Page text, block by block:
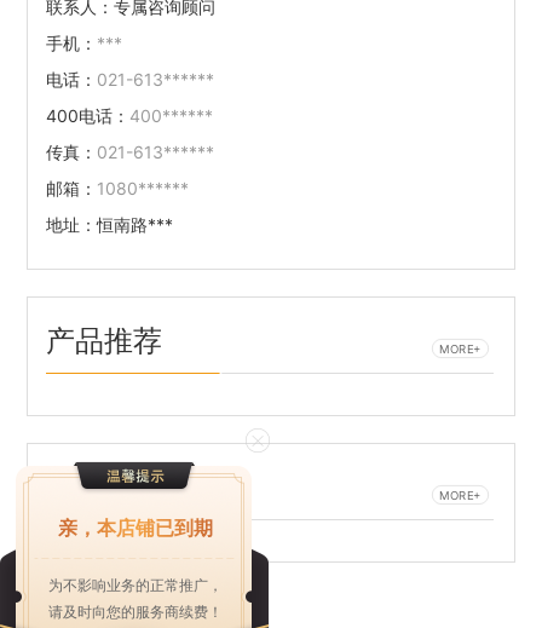
联系人：专属咨询顾问
手机： ***
电话： 021-613******
400电话： 400******
传真： 021-613******
邮箱： 1080******
地址：恒南路***
产品推荐 MORE+
新闻推荐 MORE+
亲，本店铺已到期
为不影响业务的正常推广，
请及时向您的服务商续费！